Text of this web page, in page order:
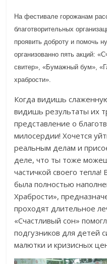
На фестивале горожанам
благотворительных
проявить доброту и помочь
организованно пять акций:
свитер», «Бумажный бум»,
храбрости».
Когда видишь
видишь результаты их
представление о
милосердии! Хочется
реальным делам и
деле, что ты тоже
частичкой своего
была полностью
Храбрости»,
проходят длительное
«Счастливый сон»
подгузников для детей
малютки и кризисных